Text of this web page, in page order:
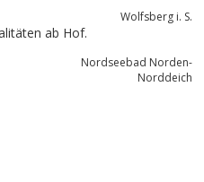
Wolfsberg i. S.
ab Hof.
Nordseebad Norden-
Norddeich